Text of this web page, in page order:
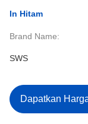
In Hitam
Brand Name:
SWS
Dapatkan